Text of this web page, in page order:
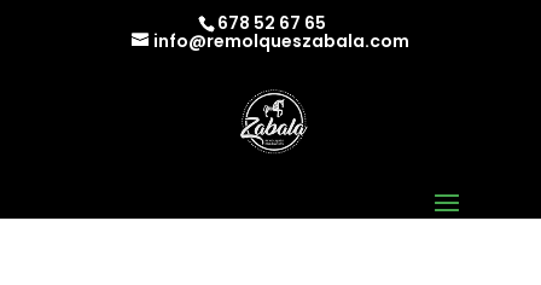
678 52 67 65
info@remolqueszabala.com